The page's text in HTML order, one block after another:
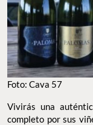
Foto: Cava 57
Vivirás una
completo por sus